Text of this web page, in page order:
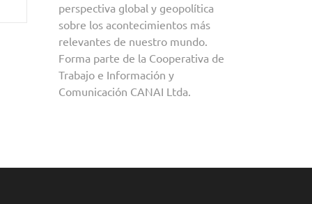
perspectiva global y geopolítica
sobre los acontecimientos más
relevantes de nuestro mundo.
Forma parte de la Cooperativa de
Trabajo e Información y
Comunicación CANAI Ltda.